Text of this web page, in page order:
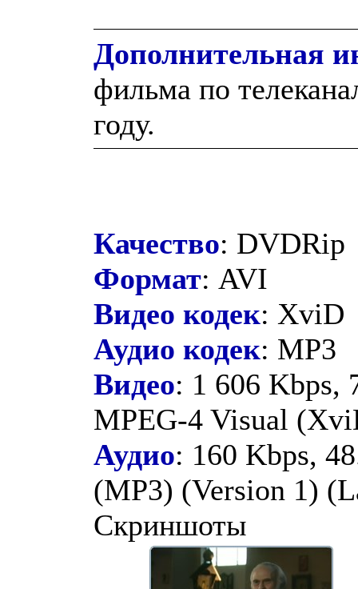
Дополнительная
фильма по
году.
Качество: DVDRip
Формат: AVI
Видео кодек: XviD
Аудио кодек: MP3
Видео: 1 606 Kbps,
MPEG-4 Visual
Аудио: 160 Kbps,
(MP3) (Version 1)
Скриншоты